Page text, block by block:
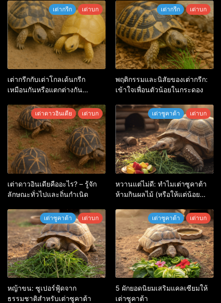
เต่ากรีก เต่าบก
เต่ากรีกกับเต่าโกลเด้นกรีก
เหมือนกันหรือแตกต่างกัน
เต่ากรีก เต่าบก
พฤติกรรมและนิสัยของเต่ากรีก:
เข้าใจเพื่อนตัวน้อยในกระดอง
เต่าดาวอินเดีย เต่าบก
เต่าดาวอินเดียคืออะไร? – รู้จัก
ลักษณะทั่วไปและถิ่นกำเนิด
เต่าซูคาต้า เต่าบก
หวานแต่ไม่ดี: ทำไมเต่าซูคาต้า
ห้ามกินผลไม้ (หรือให้แต่น้อย
เต่าซูคาต้า เต่าบก
หญ้าขน: ซูเปอร์ฟู้ดจาก
ธรรมชาติสำหรับเต่าซูคาต้า
เต่าซูคาต้า เต่าบก
5 ผักยอดนิยมเสริมแคลเซียมให้
เต่าซูคาต้า